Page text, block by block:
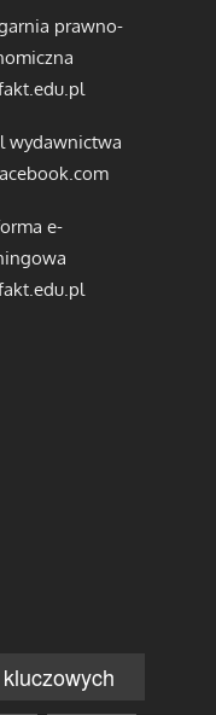
prawno-
wydawnictwa
e-